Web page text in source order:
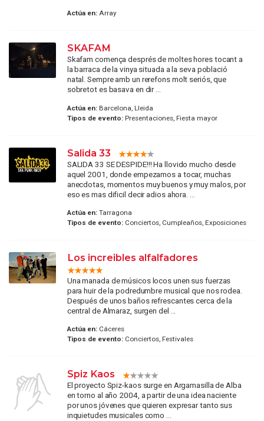
Actúa en:Array
SKAFAM
Skafam comença després de moltes hores tocant a
la barraca de la vinya situada a la seva població
natal. Sempre amb un rerefons molt seriós, que
sobretot es basava en dir ...
Actúa en:Barcelona, Lleida
Tipos de evento:Presentaciones, Fiesta mayor
Salida 33
SALIDA 33 SE DESPIDE!!! Ha llovido mucho desde
aquel 2001, donde empezamos a tocar, muchas
anecdotas, momentos muy buenos y muy malos, por
eso es mas dificil decir adios ahora. ...
Actúa en:Tarragona
Tipos de evento:Conciertos, Cumpleaños, Exposiciones
Los increibles alfalfadores
Una manada de músicos locos unen sus fuerzas
para huir de la podredumbre musical que nos rodea.
Después de unos baños refrescantes cerca de la
central de Almaraz, surgen del ...
Actúa en:Cáceres
Tipos de evento:Conciertos, Festivales
Spiz Kaos
El proyecto Spiz-kaos surge en Argamasilla de Alba
en torno al año 2004, a partir de una idea naciente
por unos jóvenes que quieren expresar tanto sus
inquietudes musicales como ...